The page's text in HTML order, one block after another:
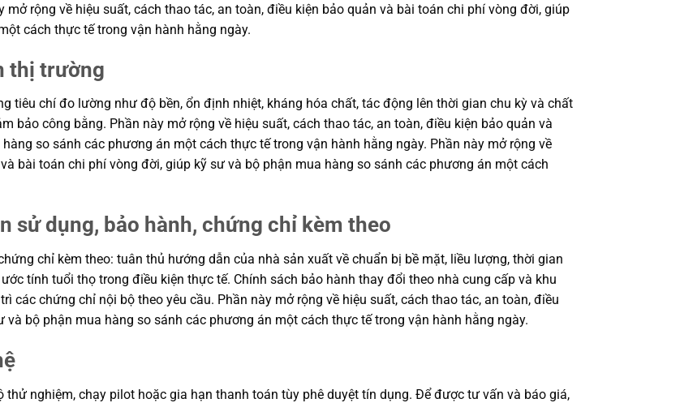
rộng về hiệu suất, cách thao tác, an toàn, điều kiện bảo quản và bài toán chi phí vòng đời, giúp
cách thực tế trong vận hành hằng ngày.
thị trường
tiêu chí đo lường như độ bền, ổn định nhiệt, kháng hóa chất, tác động lên thời gian chu kỳ và chất
bảo công bằng. Phần này mở rộng về hiệu suất, cách thao tác, an toàn, điều kiện bảo quản và
so sánh các phương án một cách thực tế trong vận hành hằng ngày. Phần này mở rộng về
bài toán chi phí vòng đời, giúp kỹ sư và bộ phận mua hàng so sánh các phương án một cách
sử dụng, bảo hành, chứng chỉ kèm theo
chỉ kèm theo: tuân thủ hướng dẫn của nhà sản xuất về chuẩn bị bề mặt, liều lượng, thời gian
tính tuổi thọ trong điều kiện thực tế. Chính sách bảo hành thay đổi theo nhà cung cấp và khu
các chứng chỉ nội bộ theo yêu cầu. Phần này mở rộng về hiệu suất, cách thao tác, an toàn, điều
bộ phận mua hàng so sánh các phương án một cách thực tế trong vận hành hằng ngày.
nghiệm, chạy pilot hoặc gia hạn thanh toán tùy phê duyệt tín dụng. Để được tư vấn và báo giá,